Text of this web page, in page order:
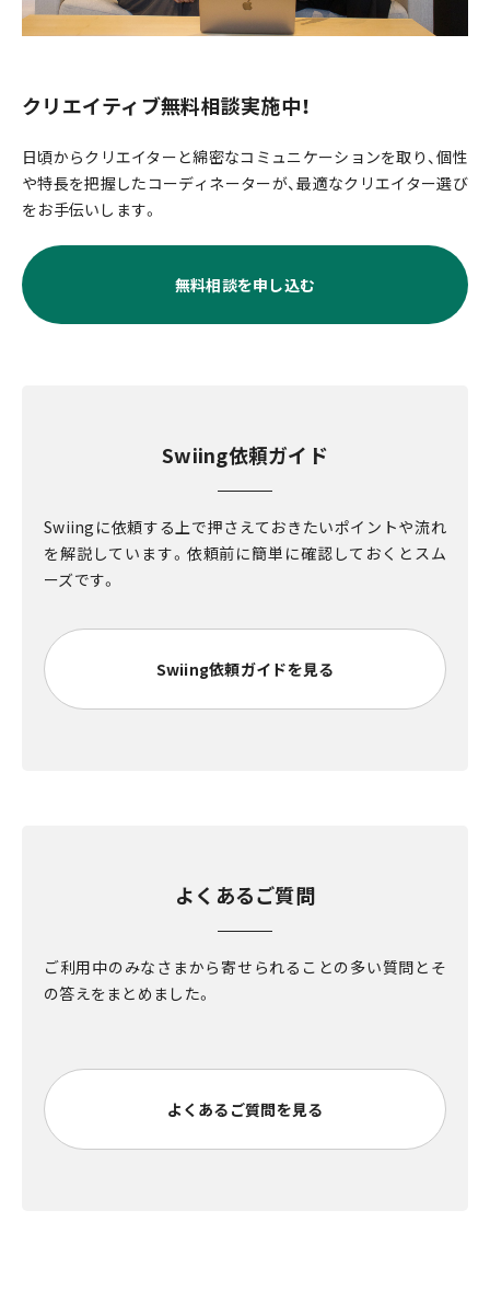
クリエイティブ無料相談実施中！
日頃からクリエイターと綿密なコミュニケーションを取り、個性
や特長を把握したコーディネーターが、最適なクリエイター選び
をお手伝いします。
無料相談を申し込む
Swiing依頼ガイド
Swiingに依頼する上で押さえておきたいポイントや流れ
を解説しています。依頼前に簡単に確認しておくとスム
ーズです。
Swiing依頼ガイドを見る
よくあるご質問
ご利用中のみなさまから寄せられることの多い質問とそ
の答えをまとめました。
よくあるご質問を見る